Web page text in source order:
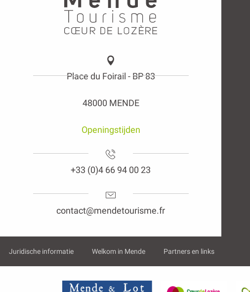
Place du Foirail - BP 83
48000 MENDE
Openingstijden
+33 (0)4 66 94 00 23
contact@mendetourisme.fr
Juridische informatie Welkom in Mende Partners en links